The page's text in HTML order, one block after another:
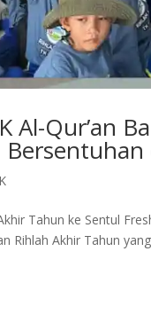
Al-Qur’an
Tahun ke Sentul
Rihlah Akhir Tahun